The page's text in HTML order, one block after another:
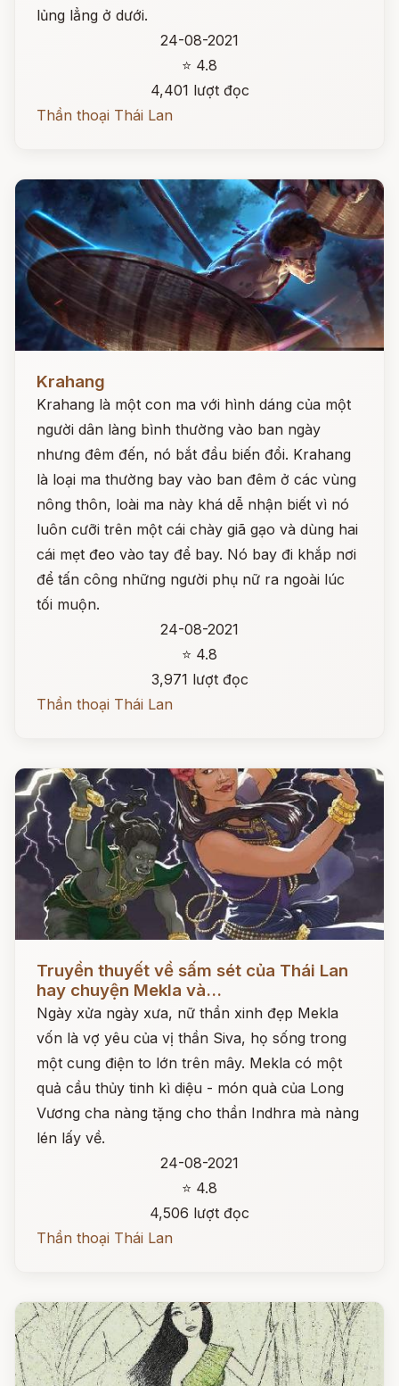
lủng lẳng ở dưới.
24-08-2021
⭐ 4.8
4,401 lượt đọc
Thần thoại Thái Lan
Krahang
Krahang là một con ma với hình dáng của một
người dân làng bình thường vào ban ngày
nhưng đêm đến, nó bắt đầu biến đổi. Krahang
là loại ma thường bay vào ban đêm ở các vùng
nông thôn, loài ma này khá dễ nhận biết vì nó
luôn cưỡi trên một cái chày giã gạo và dùng hai
cái mẹt đeo vào tay để bay. Nó bay đi khắp nơi
để tấn công những người phụ nữ ra ngoài lúc
tối muộn.
24-08-2021
⭐ 4.8
3,971 lượt đọc
Thần thoại Thái Lan
Đọc ngay
Truyền thuyết về sấm sét của Thái Lan
hay chuyện Mekla và...
Ngày xửa ngày xưa, nữ thần xinh đẹp Mekla
vốn là vợ yêu của vị thần Siva, họ sống trong
một cung điện to lớn trên mây. Mekla có một
quả cầu thủy tinh kì diệu - món quà của Long
Vương cha nàng tặng cho thần Indhra mà nàng
lén lấy về.
24-08-2021
⭐ 4.8
4,506 lượt đọc
Thần thoại Thái Lan